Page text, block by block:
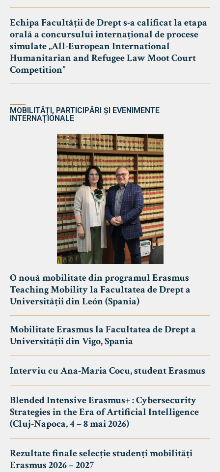
Echipa Facultății de Drept s-a calificat la etapa
orală a concursului internațional de procese
simulate „All-European International
Humanitarian and Refugee Law Moot Court
Competition”
MOBILITĂȚI, PARTICIPĂRI ȘI EVENIMENTE
INTERNAȚIONALE
O nouă mobilitate din programul Erasmus
Teaching Mobility la Facultatea de Drept a
Universității din León (Spania)
Mobilitate Erasmus la Facultatea de Drept a
Universității din Vigo, Spania
Interviu cu Ana-Maria Cocu, student Erasmus
Blended Intensive Erasmus+ : Cybersecurity
Strategies in the Era of Artificial Intelligence
(Cluj-Napoca, 4 – 8 mai 2026)
Rezultate finale selecție studenți mobilități
Erasmus 2026 – 2027